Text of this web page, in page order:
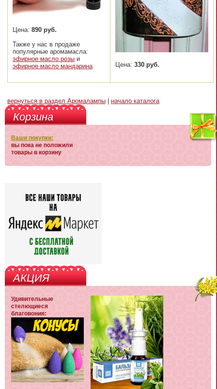
Цена: 890 руб.
Также у нас в продаже
популярные аромамасла:
эфирное масло розы и
эфирное масло мандарина
Цена: 330 руб.
вернуться в раздел Аромалампы | начало каталога
Корзина
Ваши покупки:
вы пока не положили
товары в корзину
АКЦИЯ
Удивительные
стелющиеся
благовония: